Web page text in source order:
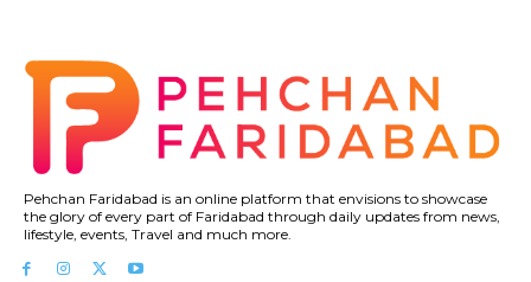
Pehchan Faridabad is an online platform that envisions to showcase
the glory of every part of Faridabad through daily updates from news,
lifestyle, events, Travel and much more.